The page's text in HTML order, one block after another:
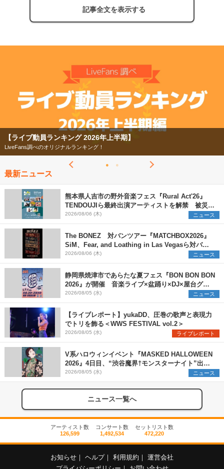
記事全文を表示する
【ライブ動員ランキング 2026年上半期】
LiveFans調べのオリジナルランキング！
最新ニュース
熊本県人吉市の野外音楽フェス『Rural Act'26』
TENDOUJIら最終出演アーティストを解禁 被災地
支援プロジェクトの始動も発表
2026/08/06 (木) ニュース
The BONEZ 対バンツアー『MATCHBOX2026』
SiM、Fear, and Loathing in Las Vegasら対バン
アーティストを一斉解禁
2026/08/06 (木) ニュース
静岡県焼津市であらたな夏フェス『BON BON BON
2026』が開催 音楽ライブ×盆踊り×DJ×屋台グル
メ×ランタンナイトで彩る2日間
2026/08/05 (水) ニュース
【ライブレポート】yukaDD、圧巻の歌声と表現力
でトリを飾る＜WWS FESTIVAL vol.2＞
2026/08/05 (水) ライブレポート
V系ハロウィンイベント『MASKED HALLOWEEN
2026』4日目、“渋谷魔界†モンスターナイト”出演6
組を発表
2026/08/05 (水) ニュース
ニュース一覧へ
アーティスト数
126,599
コンサート数
1,492,534
セットリスト数
472,220
お知らせ ｜ ヘルプ｜ 利用規約 ｜ 運営会社